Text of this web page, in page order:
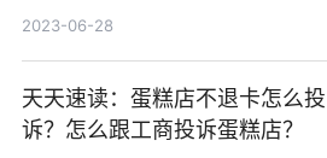
吗？
2023-06-28
天天速读：蛋糕店不退卡怎么投
诉？怎么跟工商投诉蛋糕店？